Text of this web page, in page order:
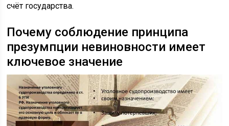
счёт государства.
Почему соблюдение принципа
презумпции невиновности имеет
ключевое значение